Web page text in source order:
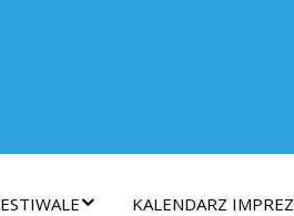
KALENDARZ IMPREZ